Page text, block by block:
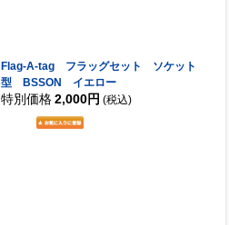
Flag-A-tag フラッグセット ソケット
型 BSSON イエロー
特別価格 2,000円 (税込)